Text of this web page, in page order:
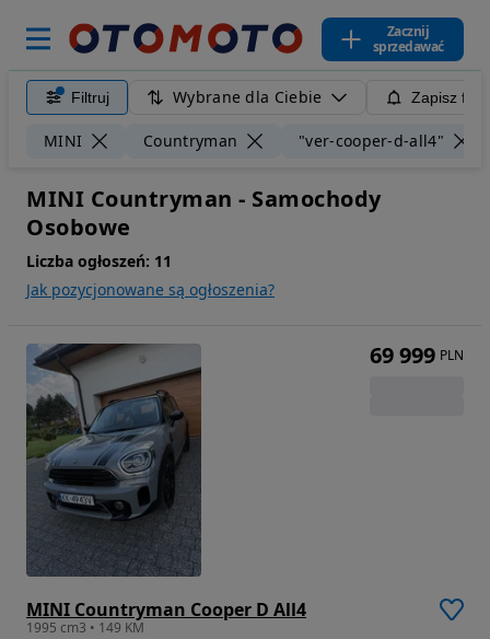
Zacznij
sprzedawać
Filtruj Wybrane dla Ciebie Zapisz
MINI Countryman "ver-cooper-d-all4"
MINI Countryman - Samochody
Osobowe
Liczba ogłoszeń: 11
Jak pozycjonowane są ogłoszenia?
MINI Countryman Cooper D All4
1995 cm3 • 149 KM
69 999 PLN